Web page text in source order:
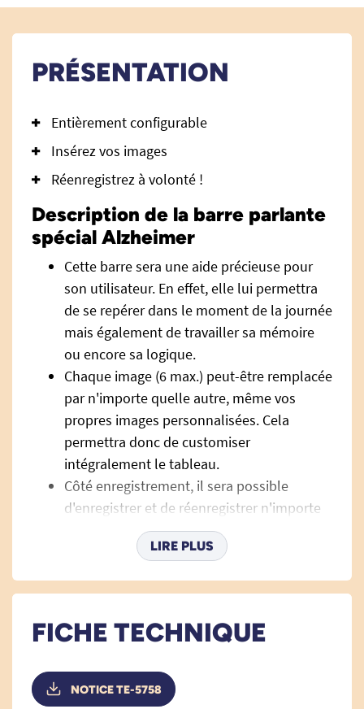
PRÉSENTATION
Entièrement configurable
Insérez vos images
Réenregistrez à volonté !
Description de la barre parlante
spécial Alzheimer
Cette barre sera une aide précieuse pour
son utilisateur. En effet, elle lui permettra
de se repérer dans le moment de la journée
mais également de travailler sa mémoire
ou encore sa logique.
Chaque image (6 max.) peut-être remplacée
par n'importe quelle autre, même vos
propres images personnalisées. Cela
permettra donc de customiser
intégralement le tableau.
Côté enregistrement, il sera possible
d'enregistrer et de réenregistrer n'importe
quel son à volonté (max. 10 secondes) !
Pratique pour que le son corresponde
Une simple pression sur l'image suffit pour
La barre est livrée avec deux vis
pourrez donc installer le tableau
LIRE PLUS
FICHE TECHNIQUE
NOTICE TE-5758